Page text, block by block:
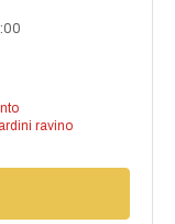
ravino